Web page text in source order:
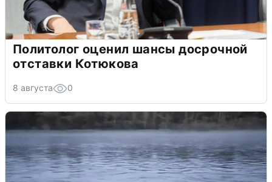
Политолог оценил шансы досрочной
отставки Котюкова
8 августа 0